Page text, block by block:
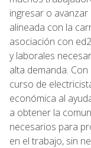
ingresar o
alineada con la
asociación con
y laborales
alta demanda.
curso de
económica al
a obtener la
necesarios para
en el trabajo, sin